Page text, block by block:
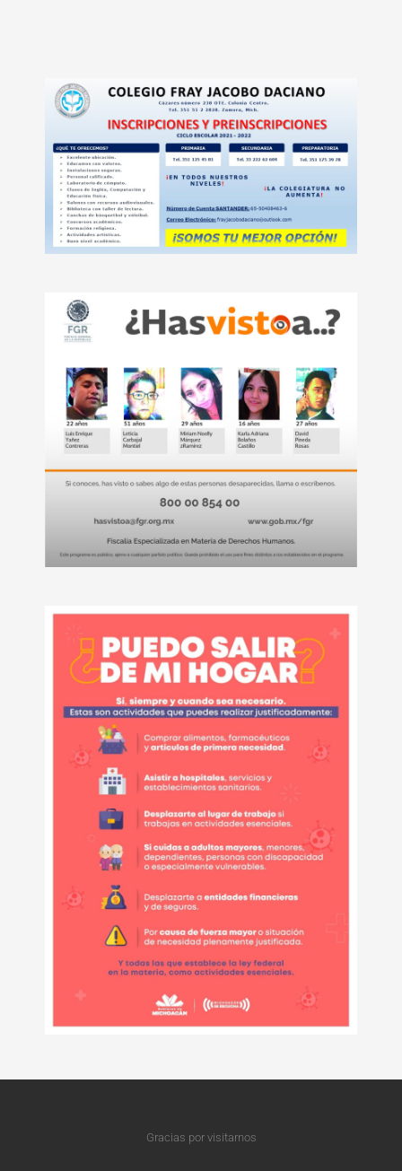
Gracias por visitarnos